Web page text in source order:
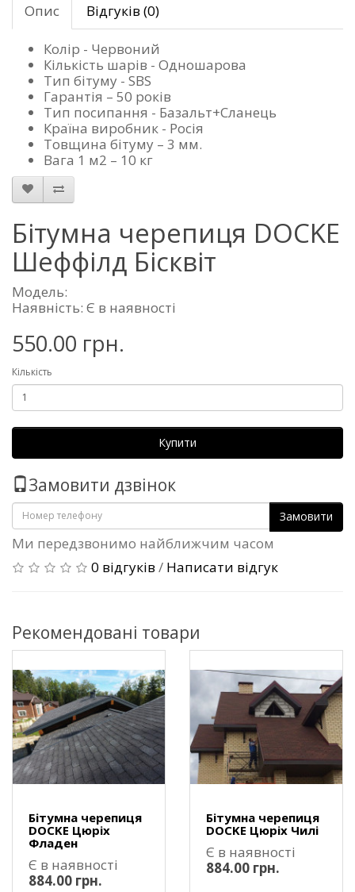
Опис Відгуків (0)
Колір - Червоний
Кількість шарів - Одношарова
Тип бітуму - SBS
Гарантія – 50 років
Тип посипання - Базальт+Сланець
Країна виробник - Росія
Товщина бітуму – 3 мм.
Вага 1 м2 – 10 кг
Бітумна черепиця DOCKE
Шеффілд Бісквіт
Модель:
Наявність: Є в наявності
550.00 грн.
Кількість
Купити
Замовити дзвінок
Замовити
Ми передзвонимо найближчим часом
0 відгуків / Написати відгук
Рекомендовані товари
Бітумна черепиця
DOCKE Цюріх
Фладен
Є в наявності
884.00 грн.
Бітумна черепиця
DOCKE Цюріх Чилі
Є в наявності
884.00 грн.